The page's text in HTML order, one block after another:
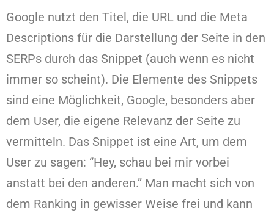
Google nutzt den Titel, die URL und die Meta
Descriptions für die Darstellung der Seite in den
SERPs durch das Snippet (auch wenn es nicht
immer so scheint). Die Elemente des Snippets
sind eine Möglichkeit, Google, besonders aber
dem User, die eigene Relevanz der Seite zu
vermitteln. Das Snippet ist eine Art, um dem
User zu sagen: “Hey, schau bei mir vorbei
anstatt bei den anderen.” Man macht sich von
dem Ranking in gewisser Weise frei und kann